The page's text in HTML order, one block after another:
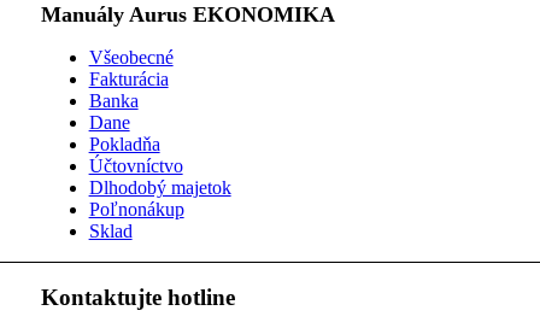
Manuály Aurus EKONOMIKA
Všeobecné
Fakturácia
Banka
Dane
Pokladňa
Účtovníctvo
Dlhodobý majetok
Poľnonákup
Sklad
Kontaktujte hotline